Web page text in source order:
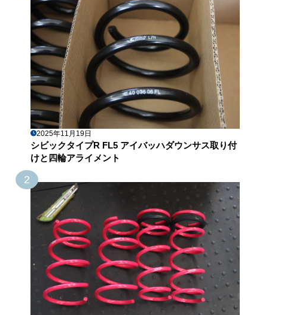
2025年11月19日
シビックタイプR FL5 アイバッハダウンサス取り付
けと四輪アライメント
2